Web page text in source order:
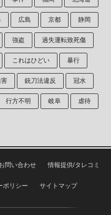
広島 京都 静岡
強盗 過失運転致死傷
これはひどい 暴行
害 銃刀法違反 冠水
行方不明 岐阜 虐待
問い合わせ 情報提供/タレコミ
ポリシー サイトマップ